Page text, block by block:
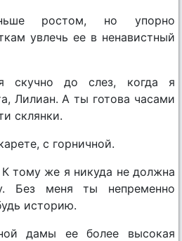
ростом, но упорно
увлечь ее в ненавистный
скучно до слез, когда я
Лилиан. А ты готова часами
склянки.
с горничной.
тому же я никуда не должна
Без меня ты непременно
историю.
дамы ее более высокая